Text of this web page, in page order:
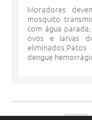
Moradores
mosquito
com água
ovos e larvas
dengue